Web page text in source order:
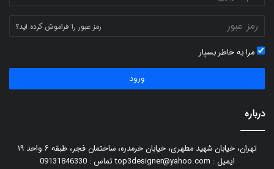
رمز عبور را فراموش کرده اید؟
مرا به خاطر بسپار
ورود
درباره
تهران، خیابان شهید مطهری، خیابان خرمدره، ساختمان فجر، طبقه ۶ واحد ۱۹
ایمیل : top3designer@yahoo.com تماس : 09131846330